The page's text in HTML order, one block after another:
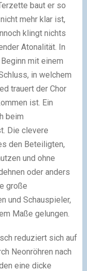
baut er so
mehr klar ist,
klingt nichts
Atonalität. In
mit einem
in welchem
trauert der Chor
ist. Ein
beim
Die clevere
den Beteiligten,
und ohne
oder anders
große
und Schauspieler,
Maße gelungen.
reduziert sich auf
Neonröhren nach
eine dicke